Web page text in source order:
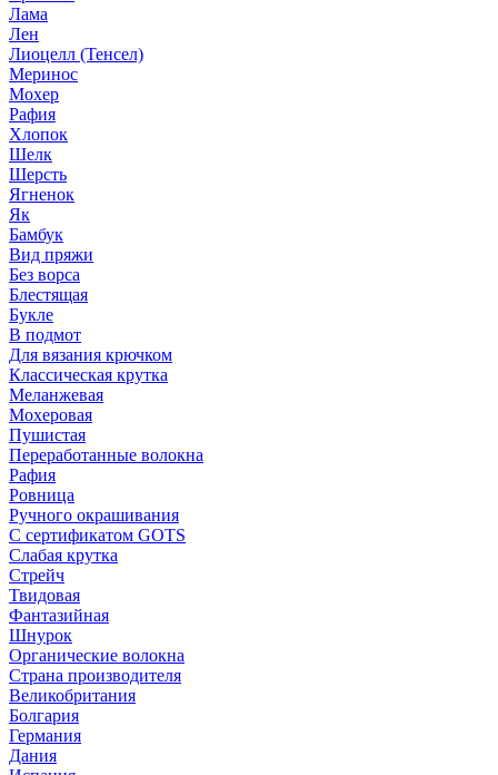
Лама
Лен
Лиоцелл (Тенсел)
Меринос
Мохер
Рафия
Хлопок
Шелк
Шерсть
Ягненок
Як
Бамбук
Вид пряжи
Без ворса
Блестящая
Букле
В подмот
Для вязания крючком
Классическая крутка
Меланжевая
Мохеровая
Пушистая
Переработанные волокна
Рафия
Ровница
Ручного окрашивания
С сертификатом GOTS
Слабая крутка
Стрейч
Твидовая
Фантазийная
Шнурок
Органические волокна
Страна производителя
Великобритания
Болгария
Германия
Дания